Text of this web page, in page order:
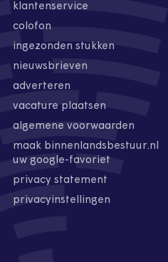
klantenservice
colofon
ingezonden stukken
nieuwsbrieven
adverteren
vacature plaatsen
algemene voorwaarden
maak binnenlandsbestuur.nl
uw google-favoriet
privacy statement
privacyinstellingen